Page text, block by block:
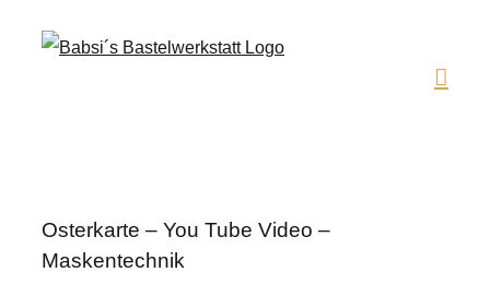
Osterkarte – You Tube Video –
Maskentechnik